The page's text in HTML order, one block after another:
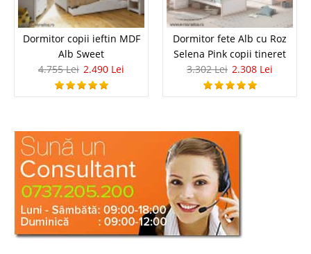
Dormitor copii ieftin MDF
Alb Sweet
4.755 Lei 2.490 Lei
Dormitor fete Alb cu Roz
Selena Pink copii tineret
3.302 Lei 2.308 Lei